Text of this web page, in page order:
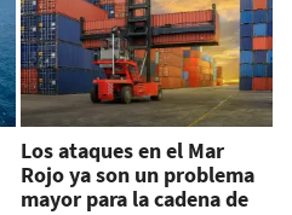
Los ataques en el Mar
Rojo ya son un problema
mayor para la cadena de